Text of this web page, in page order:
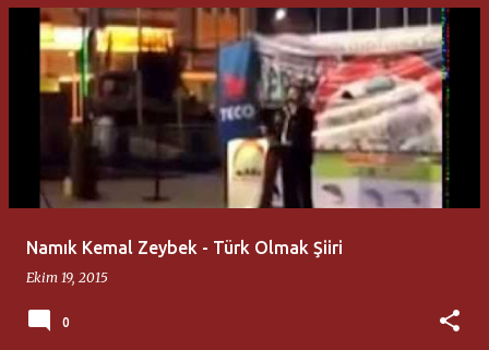
Namık Kemal Zeybek - Türk Olmak Şiiri
Ekim 19, 2015
0